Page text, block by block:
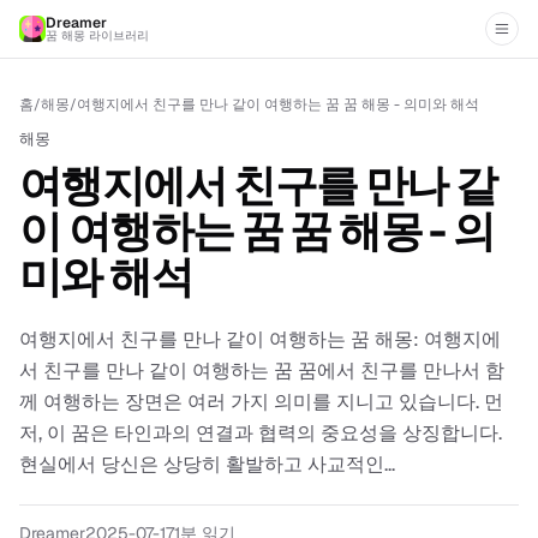
Dreamer
꿈 해몽 라이브러리
홈/해몽/여행지에서 친구를 만나 같이 여행하는 꿈 꿈 해몽 - 의미와 해석
해몽
여행지에서 친구를 만나 같
이 여행하는 꿈 꿈 해몽 - 의
미와 해석
여행지에서 친구를 만나 같이 여행하는 꿈 해몽: 여행지에
서 친구를 만나 같이 여행하는 꿈 꿈에서 친구를 만나서 함
께 여행하는 장면은 여러 가지 의미를 지니고 있습니다. 먼
저, 이 꿈은 타인과의 연결과 협력의 중요성을 상징합니다.
현실에서 당신은 상당히 활발하고 사교적인...
Dreamer2025-07-171분 읽기